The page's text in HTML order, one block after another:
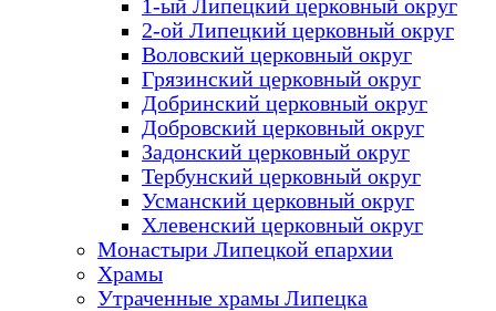
1-ый Липецкий церковный округ
2-ой Липецкий церковный округ
Воловский церковный округ
Грязинский церковный округ
Добринский церковный округ
Добровский церковный округ
Задонский церковный округ
Тербунский церковный округ
Усманский церковный округ
Хлевенский церковный округ
Монастыри Липецкой епархии
Храмы
Утраченные храмы Липецка